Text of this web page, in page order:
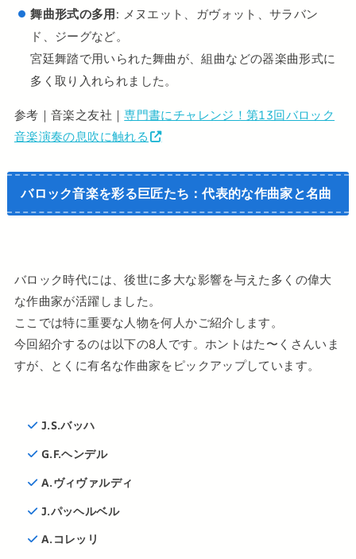
舞曲形式の多用: メヌエット、ガヴォット、サラバン
ド、ジーグなど。
宮廷舞踏で用いられた舞曲が、組曲などの器楽曲形式に
多く取り入れられました。
参考｜音楽之友社｜専門書にチャレンジ！第13回バロック
音楽演奏の息吹に触れる
バロック音楽を彩る巨匠たち：代表的な作曲家と名曲
バロック時代には、後世に多大な影響を与えた多くの偉大
な作曲家が活躍しました。
ここでは特に重要な人物を何人かご紹介します。
今回紹介するのは以下の8人です。ホントはた〜くさんいま
すが、とくに有名な作曲家をピックアップしています。
J.S.バッハ
G.F.ヘンデル
A.ヴィヴァルディ
J.パッヘルベル
A.コレッリ